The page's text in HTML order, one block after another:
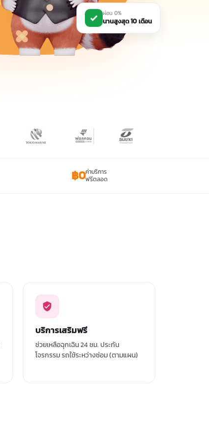
ผ่อน 0%
นานสูงสุด 10 เดือน
฿0ค่าบริการ
ฟรีตลอด
บริการเสริมฟรี
ช่วยเหลือฉุกเฉิน 24 ชม. ประกัน
โจรกรรม รถใช้ระหว่างซ่อม (ตามแผน)